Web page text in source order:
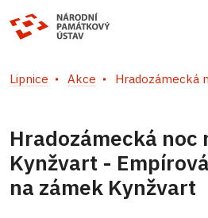
Lipnice Akce Hradozámecká
Hradozámecká noc
Kynžvart -
na zámek Kynžvart